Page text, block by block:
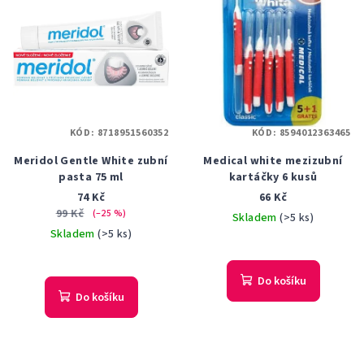
Meridol Gentle White zubní
pasta 75 ml
74 Kč
99 Kč
(–25 %)
Skladem(>5 ks)
Do košíku
KÓD: 8718951560352
Medical white mezizubní
kartáčky 6 kusů
66 Kč
Skladem(>5 ks)
hodnocení
produktu
Do košíku
KÓD: 8594012363465